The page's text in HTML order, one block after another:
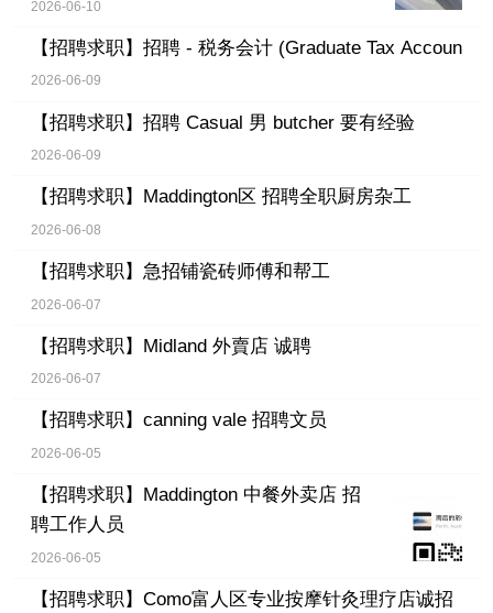
2026-06-10
【招聘求职】 招聘 - 税务会计 (Graduate Tax Accoun
2026-06-09
【招聘求职】 招聘 Casual 男 butcher 要有经验
2026-06-09
【招聘求职】 Maddington区 招聘全职厨房杂工
2026-06-08
【招聘求职】 急招铺瓷砖师傅和帮工
2026-06-07
【招聘求职】 Midland 外賣店 诚聘
2026-06-07
【招聘求职】 canning vale 招聘文员
2026-06-05
【招聘求职】 Maddington 中餐外卖店 招
聘工作人员
2026-06-05
【招聘求职】 Como富人区专业按摩针灸理疗店诚招